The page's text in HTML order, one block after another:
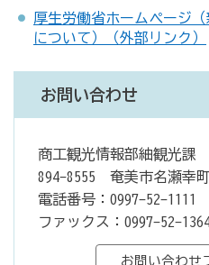
厚生労働省ホームページ
について）（外部リンク）
お問い合わせ
商工観光情報部紬観光課
894-8555 奄美市名瀬幸
電話番号：0997-52-1111
ファックス：0997-52-